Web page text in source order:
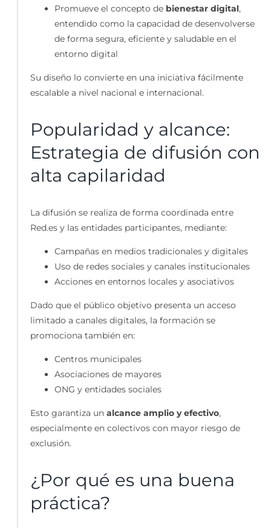
Promueve el concepto de bienestar digital,
entendido como la capacidad de desenvolverse
de forma segura, eficiente y saludable en el
entorno digital
Su diseño lo convierte en una iniciativa fácilmente
escalable a nivel nacional e internacional.
Popularidad y alcance:
Estrategia de difusión con
alta capilaridad
La difusión se realiza de forma coordinada entre
Red.es y las entidades participantes, mediante:
Campañas en medios tradicionales y digitales
Uso de redes sociales y canales institucionales
Acciones en entornos locales y asociativos
Dado que el público objetivo presenta un acceso
limitado a canales digitales, la formación se
promociona también en:
Centros municipales
Asociaciones de mayores
ONG y entidades sociales
Esto garantiza un alcance amplio y efectivo,
especialmente en colectivos con mayor riesgo de
exclusión.
¿Por qué es una buena
práctica?